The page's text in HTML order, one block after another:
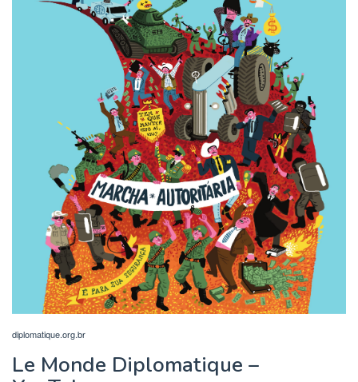
diplomatique.org.br
Le Monde Diplomatique –